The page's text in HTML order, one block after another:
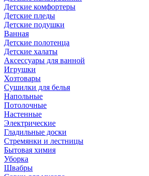
Детские комфортеры
Детские пледы
Детские подушки
Ванная
Детские полотенца
Детские халаты
Аксессуары для ванной
Игрушки
Хозтовары
Сушилки для белья
Напольные
Потолочные
Настенные
Электрические
Гладильные доски
Стремянки и лестницы
Бытовая химия
Уборка
Швабры